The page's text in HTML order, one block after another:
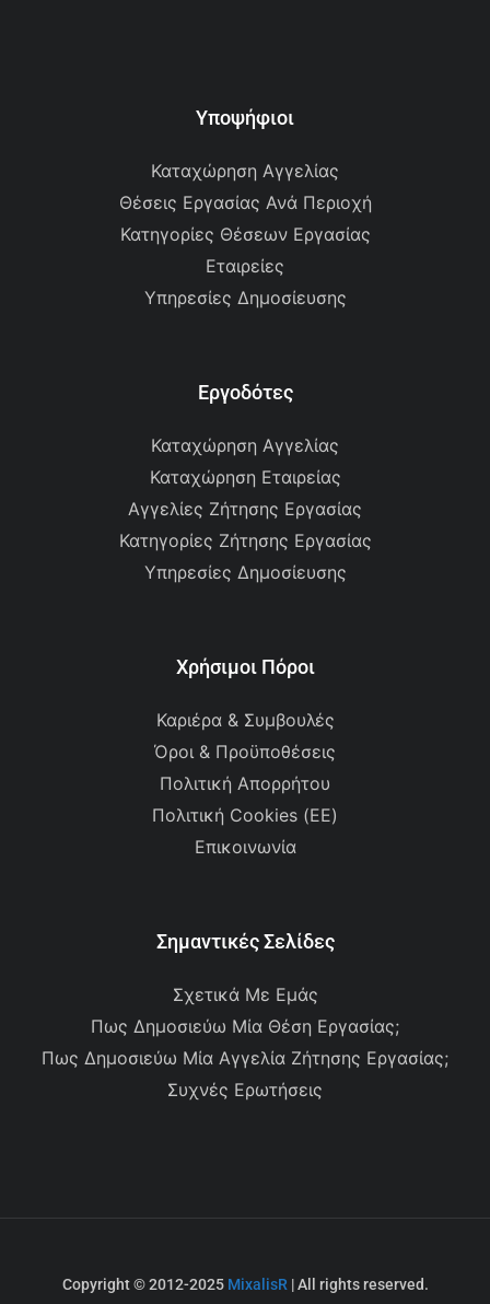
Υποψήφιοι
Καταχώρηση Αγγελίας
Θέσεις Εργασίας Ανά Περιοχή
Κατηγορίες Θέσεων Εργασίας
Εταιρείες
Υπηρεσίες Δημοσίευσης
Εργοδότες
Καταχώρηση Αγγελίας
Καταχώρηση Εταιρείας
Αγγελίες Ζήτησης Εργασίας
Κατηγορίες Ζήτησης Εργασίας
Υπηρεσίες Δημοσίευσης
Χρήσιμοι Πόροι
Καριέρα & Συμβουλές
Όροι & Προϋποθέσεις
Πολιτική Απορρήτου
Πολιτική Cookies (ΕΕ)
Επικοινωνία
Σημαντικές Σελίδες
Σχετικά Με Εμάς
Πως Δημοσιεύω Μία Θέση Εργασίας;
Πως Δημοσιεύω Μία Αγγελία Ζήτησης Εργασίας;
Συχνές Ερωτήσεις
Copyright © 2012-2025 MixalisR | All rights reserved.